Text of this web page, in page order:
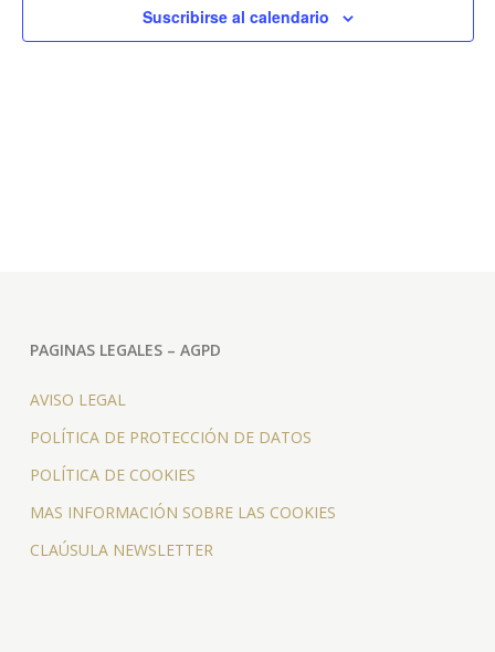
Suscribirse al calendario
PAGINAS LEGALES – AGPD
AVISO LEGAL
POLÍTICA DE PROTECCIÓN DE DATOS
POLÍTICA DE COOKIES
MAS INFORMACIÓN SOBRE LAS COOKIES
CLAÚSULA NEWSLETTER